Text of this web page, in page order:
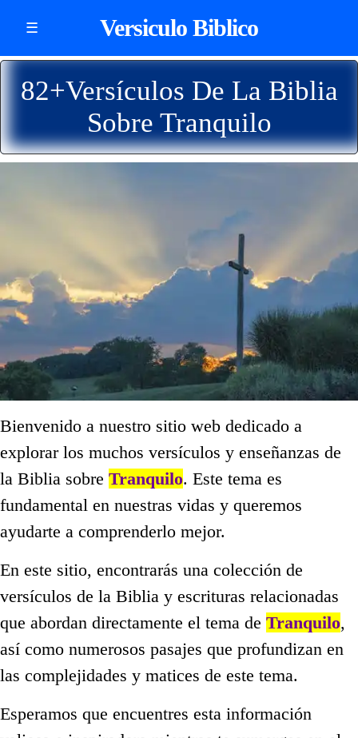
☰ Versiculo Biblico
82+Versículos De La Biblia
Sobre Tranquilo
Bienvenido a nuestro sitio web dedicado a
explorar los muchos versículos y enseñanzas de
la Biblia sobre Tranquilo. Este tema es
fundamental en nuestras vidas y queremos
ayudarte a comprenderlo mejor.
En este sitio, encontrarás una colección de
versículos de la Biblia y escrituras relacionadas
que abordan directamente el tema de Tranquilo,
así como numerosos pasajes que profundizan en
las complejidades y matices de este tema.
Esperamos que encuentres esta información